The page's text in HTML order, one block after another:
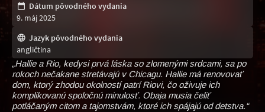
Dátum pôvodného vydania
9. máj 2025
Jazyk pôvodného vydania
angličtina
„Hallie a Rio, kedysi prvá láska so zlomenými srdcami, sa po
rokoch nečakane stretávajú v Chicagu. Hallie má renovovať
dom, ktorý zhodou okolností patrí Riovi, čo oživuje ich
komplikovanú spoločnú minulosť. Obaja musia čeliť
potláčaným citom a tajomstvám, ktoré ich spájajú od detstva.“